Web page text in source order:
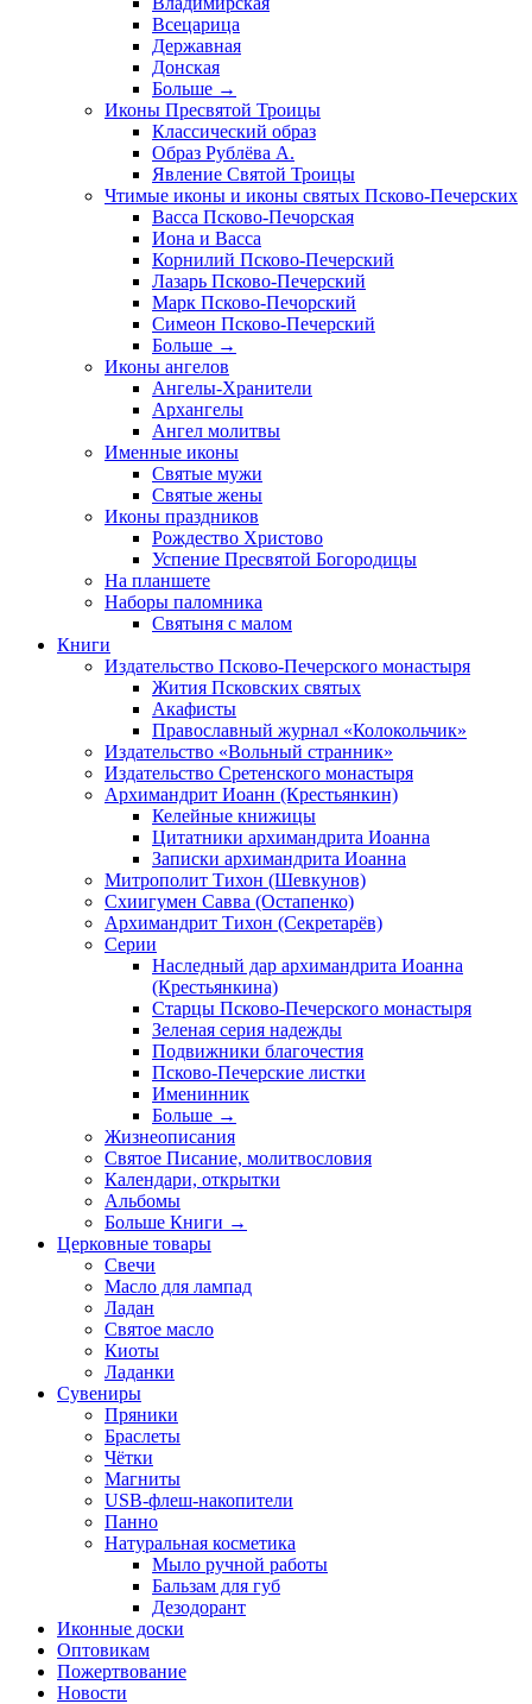
Всецарица
Державная
Донская
Больше →
Иконы Пресвятой Троицы
Классический образ
Образ Рублёва А.
Явление Святой Троицы
Чтимые иконы и иконы святых Псково-Печерских
Васса Псково-Печорская
Иона и Васса
Корнилий Псково-Печерский
Лазарь Псково-Печерский
Марк Псково-Печорский
Симеон Псково-Печерский
Больше →
Иконы ангелов
Ангелы-Хранители
Архангелы
Ангел молитвы
Именные иконы
Святые мужи
Святые жены
Иконы праздников
Рождество Христово
Успение Пресвятой Богородицы
На планшете
Наборы паломника
Святыня с малом
Книги
Издательство Псково-Печерского монастыря
Жития Псковских святых
Акафисты
Православный журнал «Колокольчик»
Издательство «Вольный странник»
Издательство Сретенского монастыря
Архимандрит Иоанн (Крестьянкин)
Келейные книжицы
Цитатники архимандрита Иоанна
Записки архимандрита Иоанна
Митрополит Тихон (Шевкунов)
Схиигумен Савва (Остапенко)
Архимандрит Тихон (Секретарёв)
Серии
Наследный дар архимандрита Иоанна
(Крестьянкина)
Старцы Псково-Печерского монастыря
Зеленая серия надежды
Подвижники благочестия
Псково-Печерские листки
Именинник
Больше →
Жизнеописания
Святое Писание, молитвословия
Календари, открытки
Альбомы
Больше Книги →
Церковные товары
Свечи
Масло для лампад
Ладан
Святое масло
Киоты
Ладанки
Сувениры
Пряники
Браслеты
Чётки
Магниты
USB-флеш-накопители
Панно
Натуральная косметика
Мыло ручной работы
Бальзам для губ
Дезодорант
Иконные доски
Оптовикам
Пожертвование
Новости